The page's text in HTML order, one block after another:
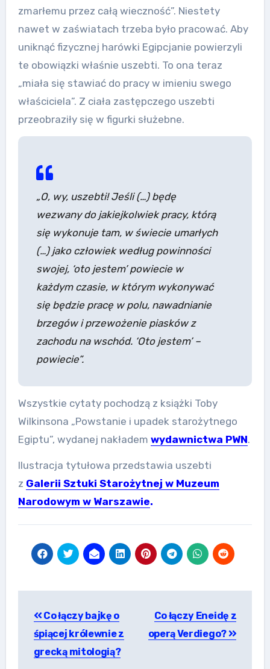
zmarłemu przez całą wieczność”. Niestety
nawet w zaświatach trzeba było pracować. Aby
uniknąć fizycznej harówki Egipcjanie powierzyli
te obowiązki właśnie uszebti. To ona teraz
„miała się stawiać do pracy w imieniu swego
właściciela”. Z ciała zastępczego uszebti
przeobraziły się w figurki służebne.
„O, wy, uszebti! Jeśli (…) będę
wezwany do jakiejkolwiek pracy, którą
się wykonuje tam, w świecie umarłych
(…) jako człowiek według powinności
swojej, ‘oto jestem’ powiecie w
każdym czasie, w którym wykonywać
się będzie pracę w polu, nawadnianie
brzegów i przewożenie piasków z
zachodu na wschód. ‘Oto jestem’ –
powiecie”.
Wszystkie cytaty pochodzą z książki Toby
Wilkinsona „Powstanie i upadek starożytnego
Egiptu”, wydanej nakładem wydawnictwa PWN.
Ilustracja tytułowa przedstawia uszebti
z Galerii Sztuki Starożytnej w Muzeum
Narodowym w Warszawie.
wpisu
Co łączy bajkę o
śpiącej królewnie z
grecką mitologią?
Co łączy Eneidę z
operą Verdiego?